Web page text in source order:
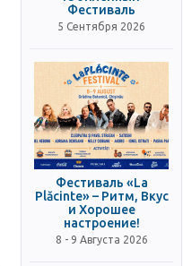
Фестиваль
5 Сентября 2026
Фестиваль «La
Plăcinte» – Ритм, Вкус
и Хорошее
настроение!
8 - 9 Августа 2026